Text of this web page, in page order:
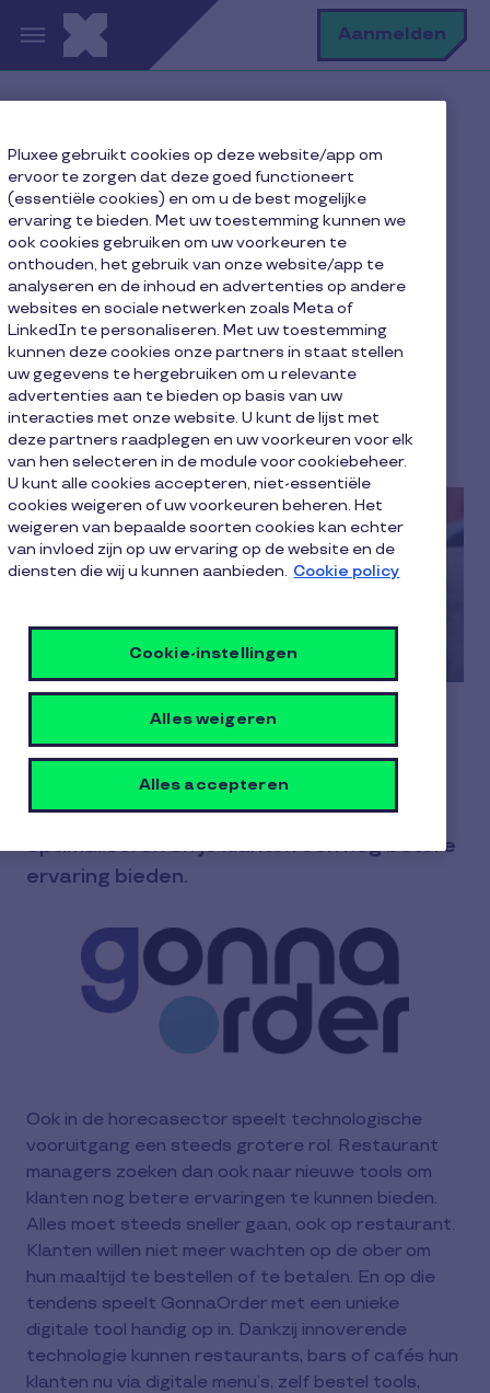
Overslaan en naar de inhoud gaan Aanmelden
Handelaars
Bied klanten een nog betere ervaring dankzij
digitalisering!
Bied klanten een nog
betere ervaring dankzij
digitalisering!
4 minuut leestijd 4 juli 2024
Met GonnaOrder krijg je als
horecaprofessional toegang tot een
unieke digitale tool waarmee je de
productiviteit van je personeel kan
optimaliseren en je klanten een nog betere
ervaring bieden.
Ook in de horecasector speelt technologische
vooruitgang een steeds grotere rol. Restaurant
managers zoeken dan ook naar nieuwe tools om
klanten nog betere ervaringen te kunnen bieden.
Alles moet steeds sneller gaan, ook op restaurant.
Klanten willen niet meer wachten op de ober om
hun maaltijd te bestellen of te betalen. En op die
tendens speelt GonnaOrder met een unieke
digitale tool handig op in. Dankzij innoverende
technologie kunnen restaurants, bars of cafés hun
klanten nu via digitale menu’s, zelf bestel tools,
Pluxee gebruikt cookies op deze website/app om
ervoor te zorgen dat deze goed functioneert
(essentiële cookies) en om u de best mogelijke
ervaring te bieden. Met uw toestemming kunnen we
ook cookies gebruiken om uw voorkeuren te
onthouden, het gebruik van onze website/app te
analyseren en de inhoud en advertenties op andere
websites en sociale netwerken zoals Meta of
LinkedIn te personaliseren. Met uw toestemming
kunnen deze cookies onze partners in staat stellen
uw gegevens te hergebruiken om u relevante
advertenties aan te bieden op basis van uw
interacties met onze website. U kunt de lijst met
deze partners raadplegen en uw voorkeuren voor elk
van hen selecteren in de module voor cookiebeheer.
U kunt alle cookies accepteren, niet-essentiële
cookies weigeren of uw voorkeuren beheren. Het
weigeren van bepaalde soorten cookies kan echter
van invloed zijn op uw ervaring op de website en de
diensten die wij u kunnen aanbieden. Cookie policy
Cookie-instellingen
Alles weigeren
Alles accepteren